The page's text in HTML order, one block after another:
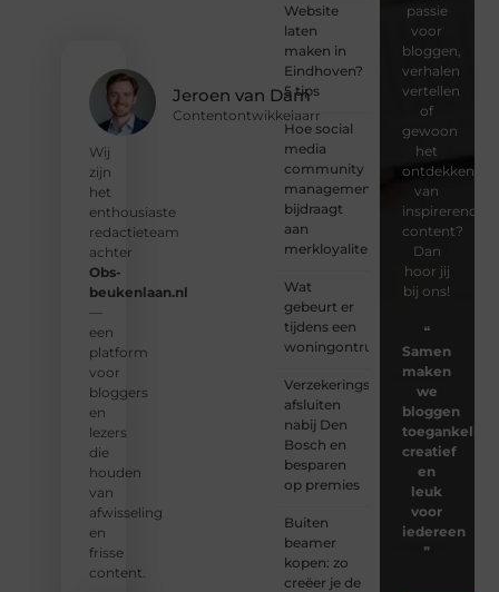
Jeroen van Dam
Contentontwikkelaarr
Wij
zijn
het
enthousiaste
redactieteam
achter
Obs-
beukenlaan.nl
—
een
platform
voor
bloggers
en
lezers
die
houden
van
afwisseling
en
frisse
content.
Website
laten
maken in
Eindhoven?
5 tips
Hoe social
media
community
management
bijdraagt
aan
merkloyaliteit
Wat
gebeurt er
tijdens een
woningontruiming?
Verzekeringspakket
afsluiten
nabij Den
Bosch en
besparen
op premies
Buiten
beamer
kopen: zo
creëer je de
passie
voor
bloggen,
verhalen
vertellen
of
gewoon
het
ontdekken
van
inspirerende
content?
Dan
hoor jij
bij ons!
❝
Samen
maken
we
bloggen
toegankelijk,
creatief
en
leuk
voor
iedereen
❞